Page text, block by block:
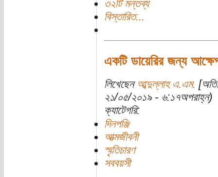
৩২টি মন্তব্য
বিস্তারিত...
একটি ডায়েরির জন্য
লিখেছেন আব্দুল্লাহ এ.এম.
২১/০৫/২০১৯ - ৬:১৭অপরাহ্ন)
ক্যাটেগরি:
দিনপঞ্জি
আত্মজীবনী
স্মৃতিচারণ
সববয়সী